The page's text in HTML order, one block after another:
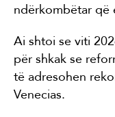
ndërkombëtar që
Ai shtoi se viti
për shkak se
të adresohen
Venecias.